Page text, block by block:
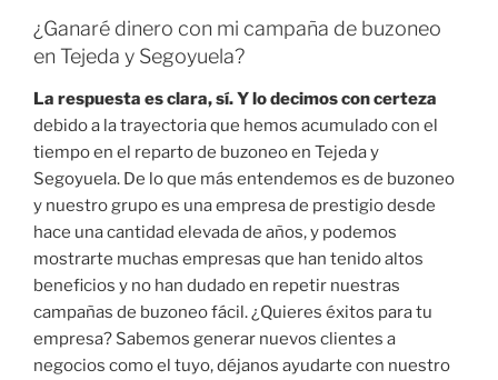
¿Ganaré dinero con mi campaña de buzoneo
en Tejeda y Segoyuela?
La respuesta es clara, sí. Y lo decimos con certeza
debido a la trayectoria que hemos acumulado con el
tiempo en el reparto de buzoneo en Tejeda y
Segoyuela. De lo que más entendemos es de buzoneo
y nuestro grupo es una empresa de prestigio desde
hace una cantidad elevada de años, y podemos
mostrarte muchas empresas que han tenido altos
beneficios y no han dudado en repetir nuestras
campañas de buzoneo fácil. ¿Quieres éxitos para tu
empresa? Sabemos generar nuevos clientes a
negocios como el tuyo, déjanos ayudarte con nuestro